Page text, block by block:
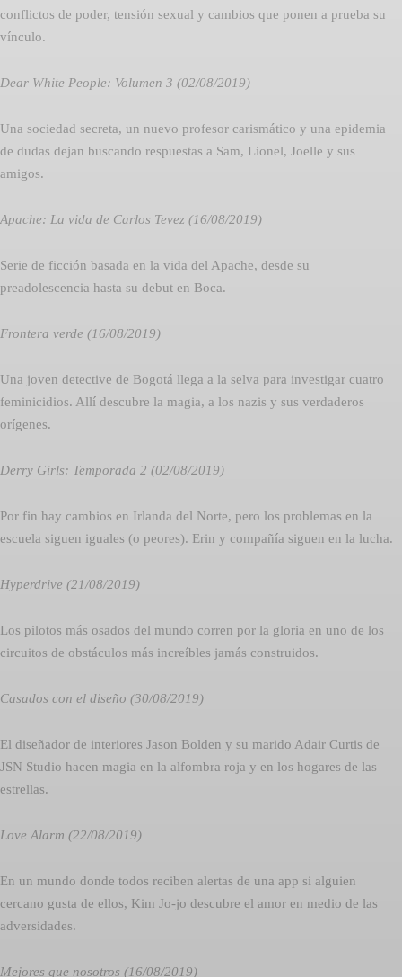
conflictos de poder, tensión sexual y cambios que ponen a prueba su
vínculo.
Dear White People: Volumen 3 (02/08/2019)
Una sociedad secreta, un nuevo profesor carismático y una epidemia
de dudas dejan buscando respuestas a Sam, Lionel, Joelle y sus
amigos.
Apache: La vida de Carlos Tevez (16/08/2019)
Serie de ficción basada en la vida del Apache, desde su
preadolescencia hasta su debut en Boca.
Frontera verde (16/08/2019)
Una joven detective de Bogotá llega a la selva para investigar cuatro
feminicidios. Allí descubre la magia, a los nazis y sus verdaderos
orígenes.
Derry Girls: Temporada 2 (02/08/2019)
Por fin hay cambios en Irlanda del Norte, pero los problemas en la
escuela siguen iguales (o peores). Erin y compañía siguen en la lucha.
Hyperdrive (21/08/2019)
Los pilotos más osados del mundo corren por la gloria en uno de los
circuitos de obstáculos más increíbles jamás construidos.
Casados con el diseño (30/08/2019)
El diseñador de interiores Jason Bolden y su marido Adair Curtis de
JSN Studio hacen magia en la alfombra roja y en los hogares de las
estrellas.
Love Alarm (22/08/2019)
En un mundo donde todos reciben alertas de una app si alguien
cercano gusta de ellos, Kim Jo-jo descubre el amor en medio de las
adversidades.
Mejores que nosotros (16/08/2019)